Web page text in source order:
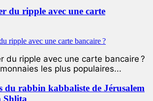
du ripple avec une carte
du ripple avec une carte bancaire ?
les plus populaires...
du rabbin kabbaliste de Jérusalem
Shlita